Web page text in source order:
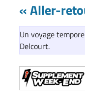
« Aller-
Un voyage
Delcourt.